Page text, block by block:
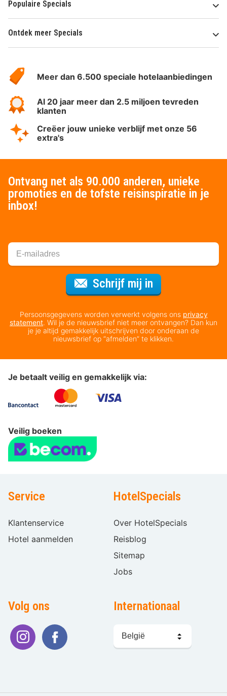
Populaire Specials
Ontdek meer Specials
HotelSpecials
Meer dan 6.500 speciale hotelaanbiedingen
Al 20 jaar meer dan 2.5 miljoen tevreden
klanten
Creëer jouw unieke verblijf met onze 56
extra's
Ontvang net als 90.000 anderen, unieke
promoties en de tofste reisinspiratie in je
inbox!
Schrijf mij in
Persoonsgegevens worden verwerkt volgens ons privacy
statement. Wil je de nieuwsbrief niet meer ontvangen? Dan kun
je je altijd gemakkelijk uitschrijven door onderaan de
nieuwsbrief op “afmelden” te klikken.
Je betaalt veilig en gemakkelijk via:
Veilig boeken
Service
Klantenservice
Hotel aanmelden
HotelSpecials
Over HotelSpecials
Reisblog
Sitemap
Jobs
Volg ons Internationaal
kiezen